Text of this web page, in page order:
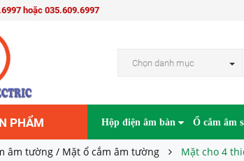
hoặc 035.609.6997
Chọn danh mục
PHẨM Hộp điện âm bàn Ổ cắm âm
âm tường / Mặt ổ cắm âm tường Mặt cho 4
bị size S Concept A3004T2_WE_G19